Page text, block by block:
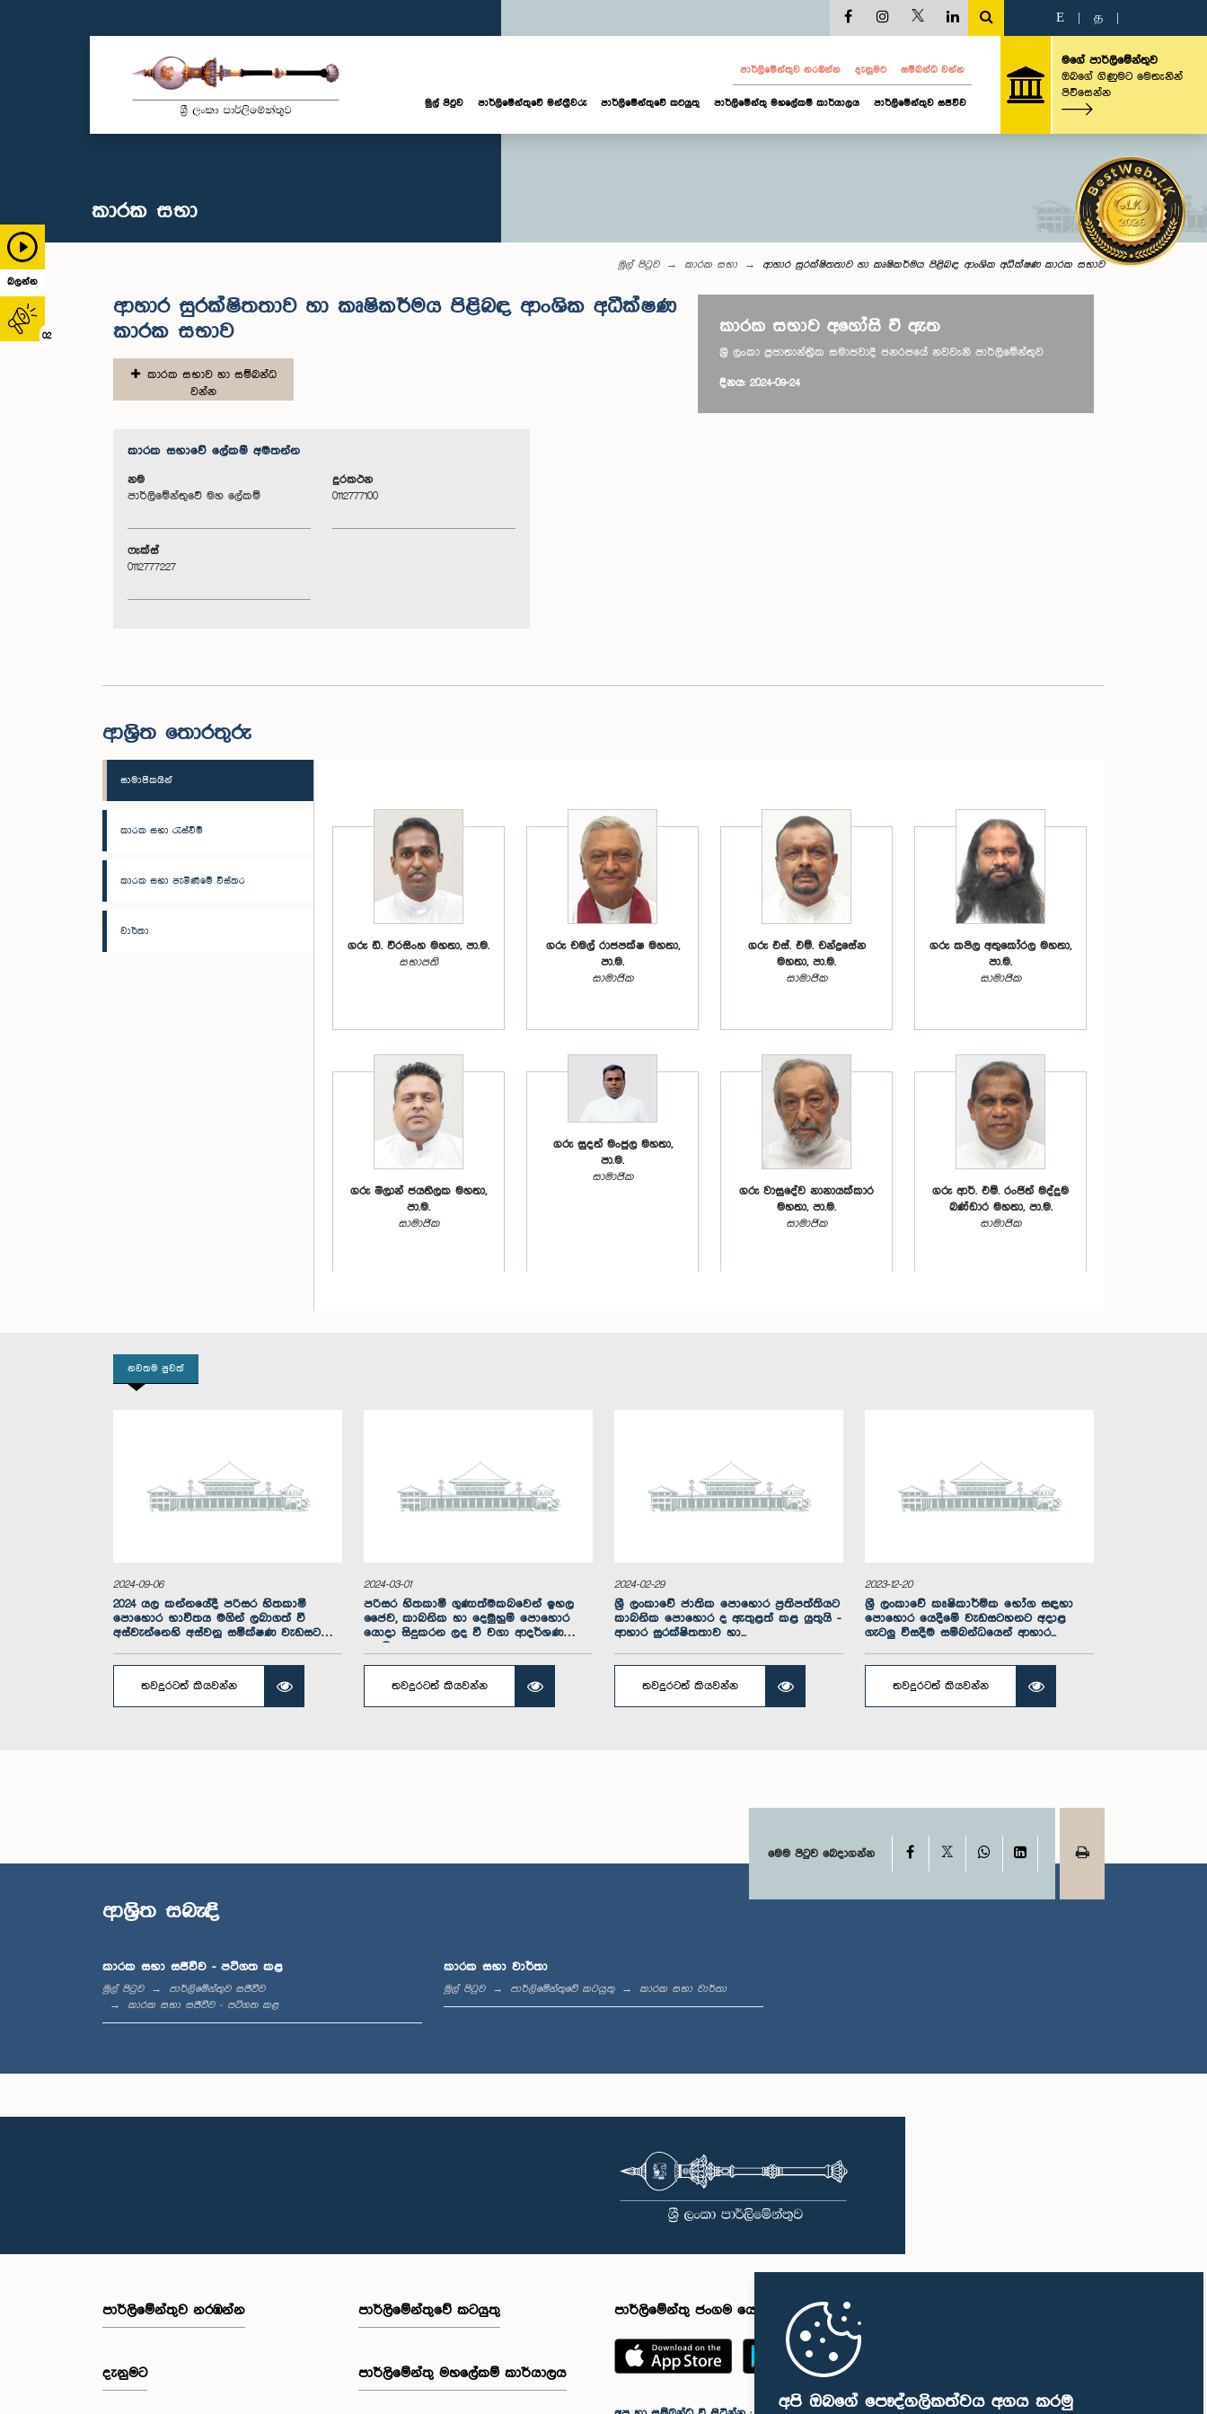
අපි ඔබගේ පෞද්ගලිකත්වය අගය කරමු
බලන්න
02
E த
පාර්ලි‌මේන්තුව නරඹන්න දැනුමට සම්බන්ධ වන්න
මුල් පිටුව පාර්ලි‌මේන්තුවේ මන්ත්‍රීවරු පාර්ලිමේන්තුවේ කටයුතු පාර්ලිමේන්තු මහලේකම් කාර්යාලය පාර්ලිමේන්තුව සජීවීව
මගේ පාර්ලිමේන්තුව
ඔබගේ ගිණුමට මෙතැනින්
පිවිසෙන්න
කාරක සභා
මුල් පිටුව කාරක සභා ආහාර සුරක්ෂිතතාව හා කෘෂිකර්මය පිළිබඳ ආංශික අධීක්ෂණ කාරක සභාව
ආහාර සුරක්ෂිතතාව හා කෘෂිකර්මය පිළිබඳ ආංශික අධීක්ෂණ
කාරක සභාව
කාරක සභාව හා සම්බන්ධ
වන්න
කාරක සභා‌වේ ලේකම් අමතන්න
නම
පාර්ලිමේන්තුවේ මහ ලේකම්
දුරකථන
0112777100
ෆැක්ස්
0112777227
කාරක සභාව අහෝසි වී ඇත
ශ්‍රී ලංකා ප්‍රජාතාන්ත්‍රික සමාජවාදී ජනරජයේ නවවැනි පාර්ලිමේන්තුව
දිනය: 2024-09-24
ආශ්‍රිත තොරතුරු
සාමාජිකයින්
කාරක සභා රැස්වීම්
කාරක සභා පැමිණීමේ විස්තර
වාර්තා
ගරු ඩී. වීරසිංහ මහතා, පා.ම.
සභාපති
ගරු චමල් රාජපක්ෂ මහතා,
පා.ම.
සාමාජික
ගරු එස්. එම්. චන්ද්‍රසේන
මහතා, පා.ම.
සාමාජික
ගරු කපිල අතුකෝරල මහතා,
පා.ම.
සාමාජික
ගරු මිලාන් ජයතිලක මහතා,
පා.ම.
සාමාජික
ගරු සුදත් මංජුල මහතා,
පා.ම.
සාමාජික
ගරු වාසුදේව නානායක්කාර
මහතා, පා.ම.
සාමාජික
ගරු ආර්. එම්. රංජිත් මද්දුම
බණ්ඩාර මහතා, පා.ම.
සාමාජික
සාමාජික
නවතම පුවත්
2024-09-06
2024 යල කන්නයේදී පරිසර හිතකාමී
පොහොර භාවිතය මගින් ලබාගත් වී
අස්වැන්නෙහි අස්වනු සමීක්ෂණ වැඩසටහන
තවදුරටත් කියවන්න
2024-03-01
පරිසර හිතකාමී ගුණාත්මකබවෙන් ඉහල
ජෛව, කාබනික හා දෙමුහුම් පොහොර
යොදා සිදුකරන ලද වී වගා ආදර්ශණ
තවදුරටත් කියවන්න
2024-02-29
ශ්‍රී ලංකාවේ ජාතික පොහොර ප්‍රතිපත්තියට
කාබනික පොහොර ද ඇතුළත් කළ යුතුයි -
ආහාර සුරක්ෂිතතාව හා...
තවදුරටත් කියවන්න
2023-12-20
ශ්‍රී ලංකාවේ කෘෂිකාර්මික භෝග සඳහා
පොහොර යෙදීමේ වැඩසටහනට අදාළ
ගැටලු විසදීම සම්බන්ධයෙන් ආහාර...
තවදුරටත් කියවන්න
මෙම පිටුව බෙදාගන්න Facebook WhatsAppLinkedIn
ආශ්‍රිත සබැඳි
කාරක සභා සජීවීව - පටිගත කළ
මුල් පිටුව
පාර්ලිමේන්තුව සජීවීව
කාරක සභා සජීවීව - පටිගත කළ
කාරක සභා වාර්තා
මුල් පිටුව පාර්ලිමේන්තුවේ කටයුතු කාරක සභා වාර්තා
පාර්ලි‌මේන්තුව නරඹන්න
දැනුමට
පාර්ලිමේන්තුවේ කටයුතු
පාර්ලිමේන්තු මහලේකම් කාර්යාලය
පාර්ලිමේන්තු ජංගම යෙදුම